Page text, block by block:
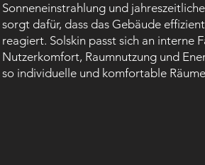
Sonneneinstrahlung und
sorgt dafür, dass das Gebäude
reagiert. Solskin passt sich an interne
Nutzerkomfort, Raumnutzung und
so individuelle und komfortable